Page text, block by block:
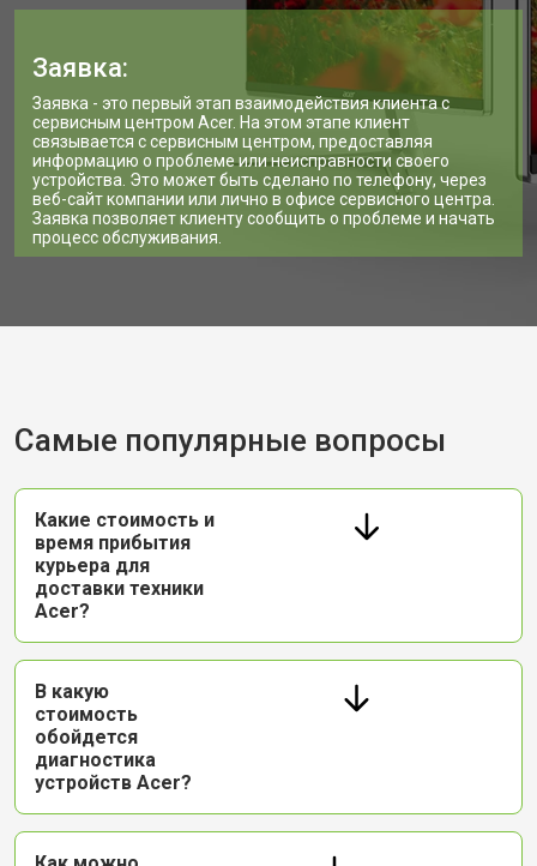
Заявка:
Заявка - это первый этап взаимодействия клиента с
сервисным центром Acer. На этом этапе клиент
связывается с сервисным центром, предоставляя
информацию о проблеме или неисправности своего
устройства. Это может быть сделано по телефону, через
веб-сайт компании или лично в офисе сервисного центра.
Заявка позволяет клиенту сообщить о проблеме и начать
процесс обслуживания.
Самые популярные вопросы
Какие стоимость и
время прибытия
курьера для
доставки техники
Acer?
В какую
стоимость
обойдется
диагностика
устройств Acer?